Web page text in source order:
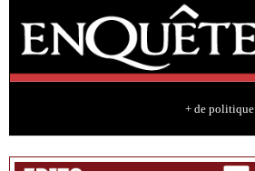
+ de politique